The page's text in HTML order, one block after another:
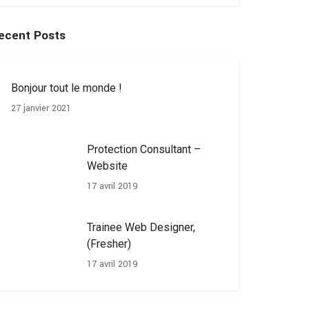
Posts
Bonjour tout le monde !
27 janvier 2021
Protection Consultant –
Website
17 avril 2019
Trainee Web Designer,
(Fresher)
17 avril 2019